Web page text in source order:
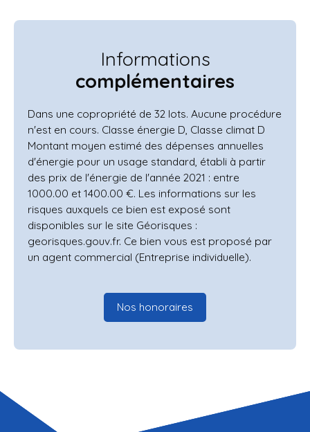
Informations
complémentaires
Dans une copropriété de 32 lots. Aucune procédure
n'est en cours. Classe énergie D, Classe climat D
Montant moyen estimé des dépenses annuelles
d'énergie pour un usage standard, établi à partir
des prix de l'énergie de l'année 2021 : entre
1000.00 et 1400.00 €. Les informations sur les
risques auxquels ce bien est exposé sont
disponibles sur le site Géorisques :
georisques.gouv.fr. Ce bien vous est proposé par
un agent commercial (Entreprise individuelle).
Nos honoraires